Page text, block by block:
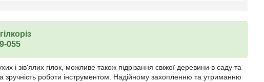
055
і зів'ялих гілок, можливе також підрізання свіжої деревини в саду та
зручність роботи інструментом. Надійному захопленню та утриманню